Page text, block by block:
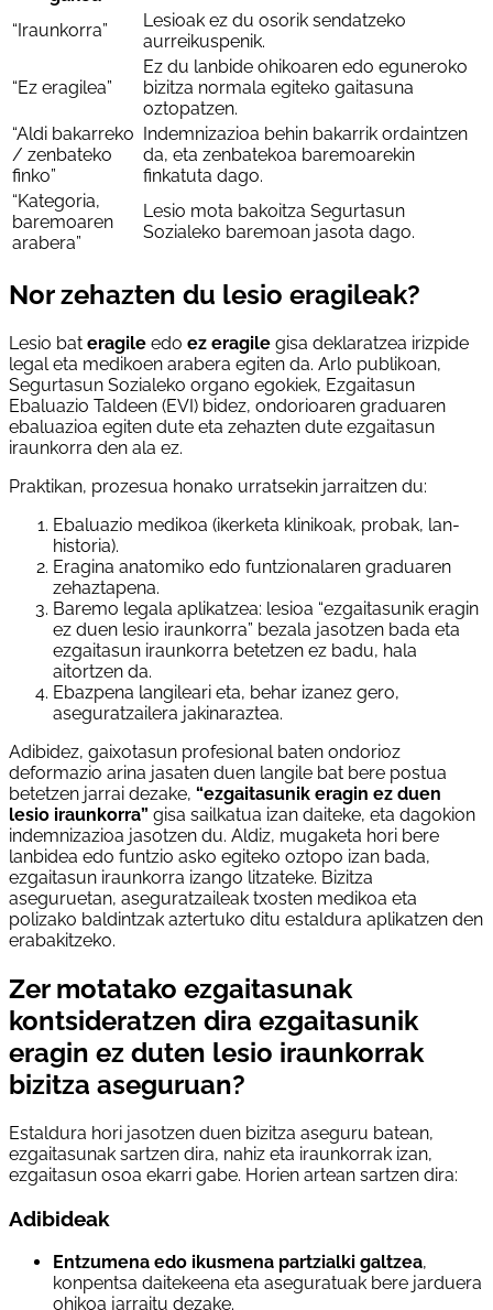
“Iraunkorra”
Lesioak ez du osorik sendatzeko
aurreikuspenik.
“Ez eragilea”
Ez du lanbide ohikoaren edo eguneroko
bizitza normala egiteko gaitasuna
oztopatzen.
“Aldi bakarreko
/ zenbateko
finko”
Indemnizazioa behin bakarrik ordaintzen
da, eta zenbatekoa baremoarekin
finkatuta dago.
“Kategoria,
baremoaren
arabera”
Lesio mota bakoitza Segurtasun
Sozialeko baremoan jasota dago.
Nor zehazten du lesio eragileak?
Lesio bat eragile edo ez eragile gisa deklaratzea irizpide
legal eta medikoen arabera egiten da. Arlo publikoan,
Segurtasun Sozialeko organo egokiek, Ezgaitasun
Ebaluazio Taldeen (EVI) bidez, ondorioaren graduaren
ebaluazioa egiten dute eta zehazten dute ezgaitasun
iraunkorra den ala ez.
Praktikan, prozesua honako urratsekin jarraitzen du:
Ebaluazio medikoa (ikerketa klinikoak, probak, lan-
historia).
Eragina anatomiko edo funtzionalaren graduaren
zehaztapena.
Baremo legala aplikatzea: lesioa “ezgaitasunik eragin
ez duen lesio iraunkorra” bezala jasotzen bada eta
ezgaitasun iraunkorra betetzen ez badu, hala
aitortzen da.
Ebazpena langileari eta, behar izanez gero,
aseguratzailera jakinaraztea.
Adibidez, gaixotasun profesional baten ondorioz
deformazio arina jasaten duen langile bat bere postua
betetzen jarrai dezake, “ezgaitasunik eragin ez duen
lesio iraunkorra” gisa sailkatua izan daiteke, eta dagokion
indemnizazioa jasotzen du. Aldiz, mugaketa hori bere
lanbidea edo funtzio asko egiteko oztopo izan bada,
ezgaitasun iraunkorra izango litzateke. Bizitza
aseguruetan, aseguratzaileak txosten medikoa eta
polizako baldintzak aztertuko ditu estaldura aplikatzen den
erabakitzeko.
Zer motatako ezgaitasunak
kontsideratzen dira ezgaitasunik
eragin ez duten lesio iraunkorrak
bizitza aseguruan?
Estaldura hori jasotzen duen bizitza aseguru batean,
ezgaitasunak sartzen dira, nahiz eta iraunkorrak izan,
ezgaitasun osoa ekarri gabe. Horien artean sartzen dira:
Adibideak
Entzumena edo ikusmena partzialki galtzea,
konpentsa daitekeena eta aseguratuak bere jarduera
ohikoa jarraitu dezake.